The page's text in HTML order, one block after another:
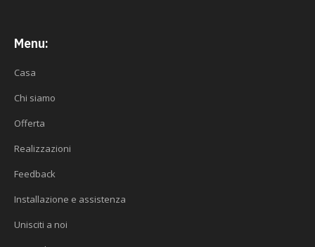
Menu:
Casa
Chi siamo
Offerta
Realizzazioni
Feedback
Installazione e assistenza
Unisciti a noi